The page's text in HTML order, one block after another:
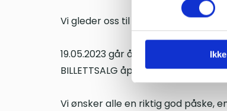
Vi gleder oss til oppstart av
19.05.2023 går årets første offisielle
BILLETTSALG åpner 19.04.2023!
Vi ønsker alle en riktig god påske,